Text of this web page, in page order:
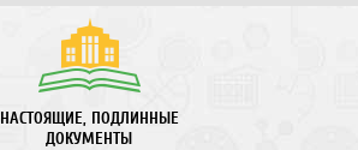
НАСТОЯЩИЕ, ПОДЛИННЫЕ
ДОКУМЕНТЫ